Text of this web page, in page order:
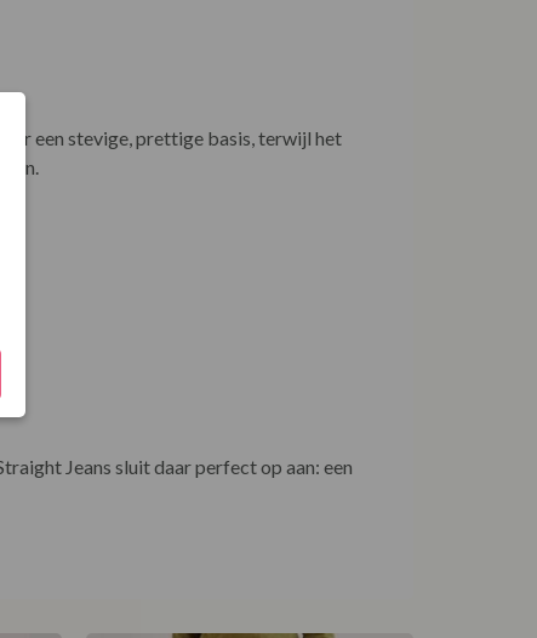
een stevige, prettige basis, terwijl het
Jeans sluit daar perfect op aan: een